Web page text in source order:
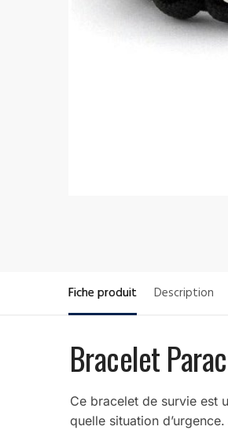
Fiche produit Description
Bracelet
Ce bracelet de survie est
quelle situation